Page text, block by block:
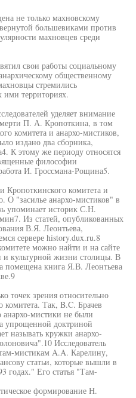
не только махновскому
большевиками против
махновцев среди
свои работы социальному
общественному
стремились
ими территориях.
уделяет внимание
П. А. Кропоткина, в том
комитета и анархо-мистиков,
издано два сборника,
К этому же периоду относятся
философии
И. Гроссмана-Рощина5.
Кропоткинского комитета и
О "засилье анархо-мистиков" в
упоминает историк С.Н.
Из статей, опубликованных
В.Я. Леонтьева,
сервере history.dux.ru.8
можно найти и на сайте
культурной жизни столицы. В
помещена книга Я.В. Леонтьева
точек зрения относительно
комитета. Так, B.C. Брачев
анархо-мистики не были
упрощенной доктриной
называть кружки анархо-
Исследователь
мистикам A.A. Карелину,
статьи, которые вышли в
годах." Его статья "Там-
формирование Н.